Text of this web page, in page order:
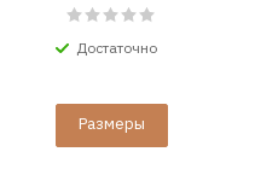
Достаточно
Размеры